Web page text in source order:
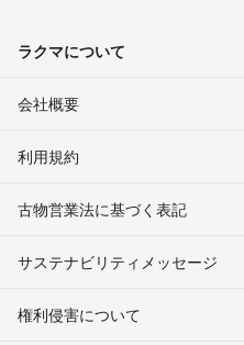
ラクマについて
会社概要
利用規約
古物営業法に基づく表記
サステナビリティメッセージ
権利侵害について